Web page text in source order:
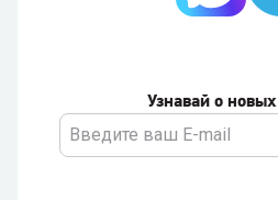
Узнавай о